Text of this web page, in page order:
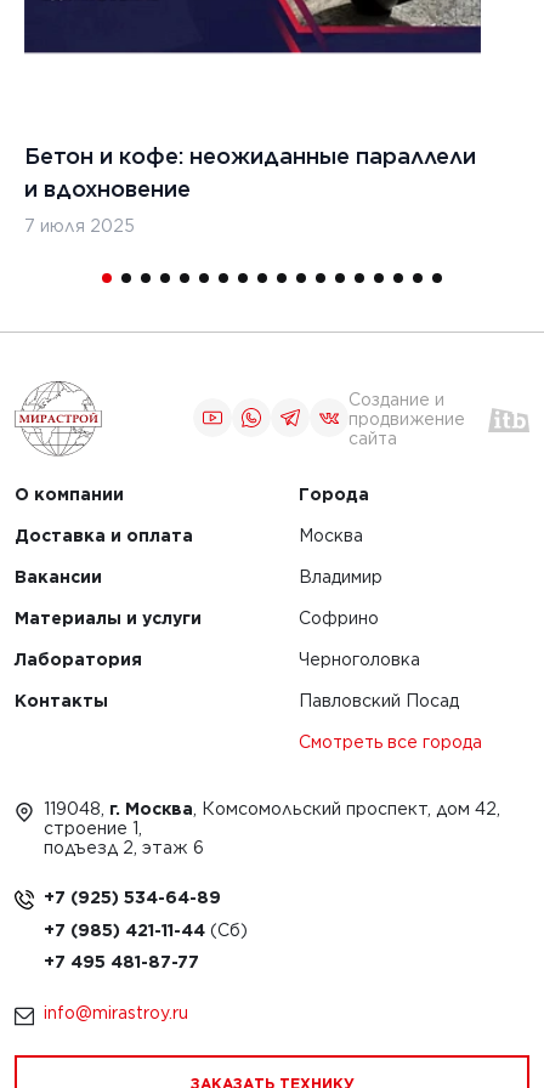
бетоноукладчиков
Бетон и кофе: неожиданные параллели
и вдохновение
7 июля 2025
Создание и
продвижение
сайта
О компании
Доставка и оплата
Вакансии
Материалы и услуги
Лаборатория
Контакты
Города
Москва
Владимир
Софрино
Черноголовка
Павловский Посад
Смотреть все города
119048, г. Москва , Комсомольский проспект, дом 42,
строение 1,
подъезд 2, этаж 6
+7 (925) 534-64-89
+7 (985) 421-11-44
+7 495 481-87-77
info@mirastroy.ru
ЗАКАЗАТЬ ТЕХНИКУ